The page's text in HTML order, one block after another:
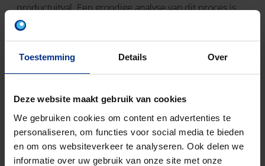
Toestemming Details Over
Deze website maakt gebruik van cookies
We gebruiken cookies om content en advertenties te
personaliseren, om functies voor social media te bieden
en om ons websiteverkeer te analyseren. Ook delen we
informatie over uw gebruik van onze site met onze
productuitval. Een grondige analyse van dit proces is
daardoor essentieel.
krijgen we inzicht in waar variaties ontstaan én hoe we
tijdig kunnen bijsturen. Dat is waardevol, omdat we
problemen eerder signaleren en sneller kunnen
ingrijpen voordat ze impact hebben. Het doel: het
proces beter begrijpen, zodat we nauwkeuriger
kunnen voorspellen waar verbeteringen mogelijk zijn,
zonder extra testreeksen of onnodige stilstand.